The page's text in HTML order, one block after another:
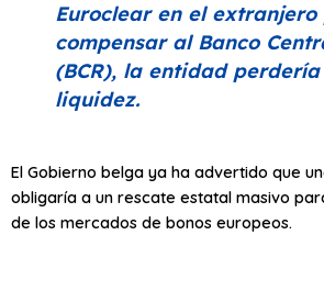
Euroclear en el
compensar al Banco
(BCR), la entidad perdería
liquidez.
El Gobierno belga ya ha advertido que
obligaría a un rescate estatal masivo
de los mercados de bonos europeos.